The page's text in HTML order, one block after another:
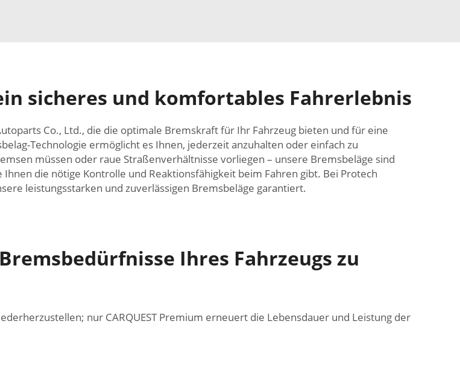
sicheres und komfortables Fahrerlebnis
Co., Ltd., die die optimale Bremskraft für Ihr Fahrzeug bieten und für eine
Technologie ermöglicht es Ihnen, jederzeit anzuhalten oder einfach zu
müssen oder raue Straßenverhältnisse vorliegen – unsere Bremsbeläge sind
die nötige Kontrolle und Reaktionsfähigkeit beim Fahren gibt. Bei Protech
leistungsstarken und zuverlässigen Bremsbeläge garantiert.
Ihres Fahrzeugs zu
nur CARQUEST Premium erneuert die Lebensdauer und Leistung der